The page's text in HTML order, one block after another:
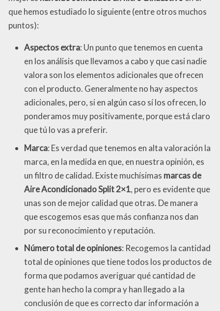
que hemos estudiado lo siguiente (entre otros muchos
puntos):
Aspectos extra: Un punto que tenemos en cuenta
en los análisis que llevamos a cabo y que casi nadie
valora son los elementos adicionales que ofrecen
con el producto. Generalmente no hay aspectos
adicionales, pero, si en algún caso sí los ofrecen, lo
ponderamos muy positivamente, porque está claro
que tú lo vas a preferir.
Marca: Es verdad que tenemos en alta valoración la
marca, en la medida en que, en nuestra opinión, es
un filtro de calidad. Existe muchísimas marcas de
Aire Acondicionado Split 2×1, pero es evidente que
unas son de mejor calidad que otras. De manera
que escogemos esas que más confianza nos dan
por su reconocimiento y reputación.
Número total de opiniones: Recogemos la cantidad
total de opiniones que tiene todos los productos de
forma que podamos averiguar qué cantidad de
gente han hecho la compra y han llegado a la
conclusión de que es correcto dar información a